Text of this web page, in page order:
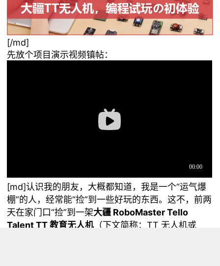
[/md]
先放个项目演示视频镇帖：
[md]认识我的朋友，大概都知道，我是一个“运气爆
棚”的人，经常能“捡”到一些好玩的东西。这不，前两
天在家门口“捡”到一架大疆 RoboMaster Tello
Talent TT 教育无人机（下文简称：TT 无人机或